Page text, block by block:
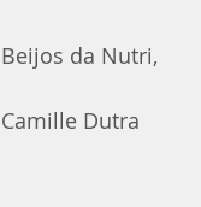
Beijos da Nutri,
Camille Dutra